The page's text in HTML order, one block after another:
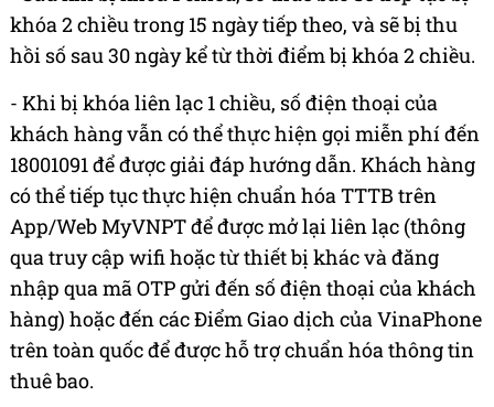
khóa 2 chiều trong 15 ngày tiếp theo, và sẽ bị thu
hồi số sau 30 ngày kể từ thời điểm bị khóa 2 chiều.
- Khi bị khóa liên lạc 1 chiều, số điện thoại của
khách hàng vẫn có thể thực hiện gọi miễn phí đến
18001091 để được giải đáp hướng dẫn. Khách hàng
có thể tiếp tục thực hiện chuẩn hóa TTTB trên
App/Web MyVNPT để được mở lại liên lạc (thông
qua truy cập wifi hoặc từ thiết bị khác và đăng
nhập qua mã OTP gửi đến số điện thoại của khách
hàng) hoặc đến các Điểm Giao dịch của VinaPhone
trên toàn quốc để được hỗ trợ chuẩn hóa thông tin
thuê bao.